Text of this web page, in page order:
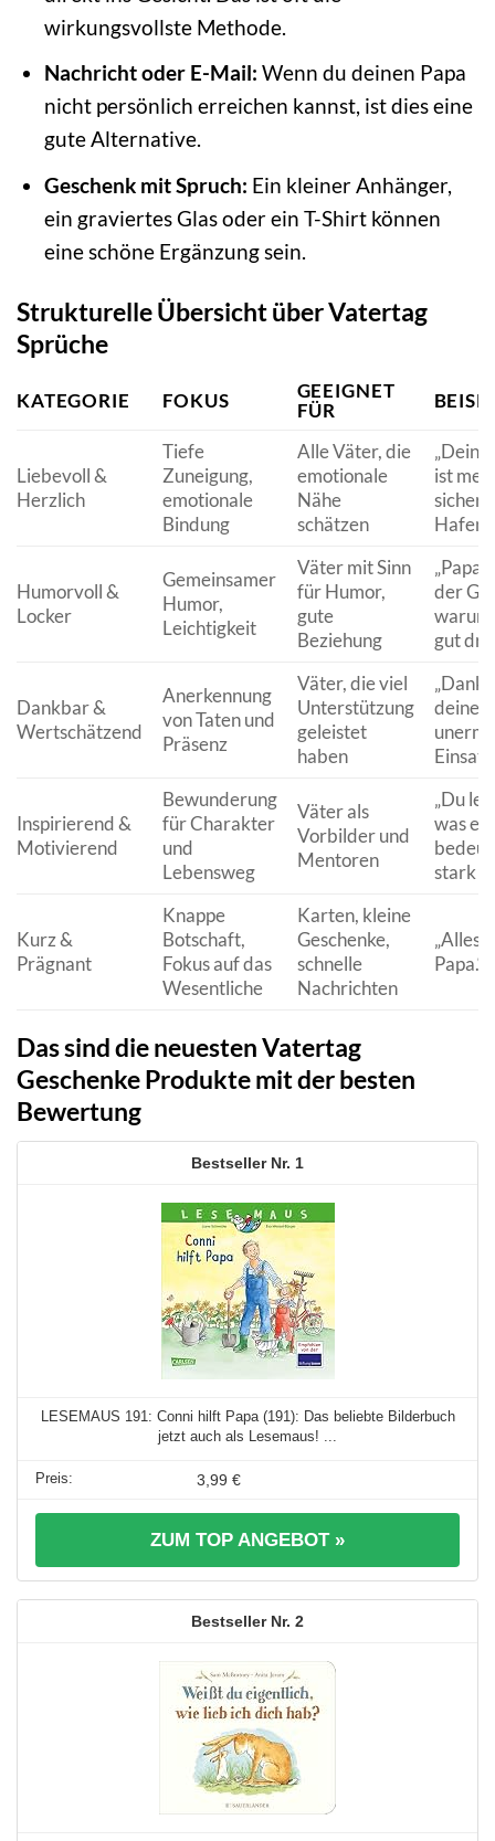
wirkungsvollste Methode.
Nachricht oder E-Mail: Wenn du deinen Papa
nicht persönlich erreichen kannst, ist dies eine
gute Alternative.
Geschenk mit Spruch: Ein kleiner Anhänger,
ein graviertes Glas oder ein T-Shirt können
eine schöne Ergänzung sein.
Strukturelle Übersicht über Vatertag
Sprüche
KATEGORIE FOKUS
GEEIGNET
FÜR
Liebevoll &
Herzlich
Tiefe
Zuneigung,
emotionale
Bindung
Alle Väter, die
emotionale
Nähe
schätzen
ist mein
Hafen.“
Humorvoll &
Locker
Gemeinsamer
Humor,
Leichtigkeit
Väter mit Sinn
für Humor,
gute
Beziehung
„Papa,
der
warum
gut
Dankbar &
Wertschätzend
Anerkennung
von Taten und
Präsenz
Väter, die viel
Unterstützung
geleistet
haben
deinen
Inspirierend &
Motivierend
Bewunderung
für Charakter
und
Lebensweg
Väter als
Vorbilder und
Mentoren
„Du
was es
stark
Kurz &
Prägnant
Knappe
Botschaft,
Fokus auf das
Wesentliche
Karten, kleine
Geschenke,
schnelle
Nachrichten
„Alles
Papa.“
Das sind die neuesten Vatertag
Geschenke Produkte mit der besten
Bewertung
1
LESEMAUS 191: Conni hilft Papa (191): Das beliebte Bilderbuch
jetzt auch als Lesemaus! ...
3,99 €
ZUM TOP ANGEBOT »
2